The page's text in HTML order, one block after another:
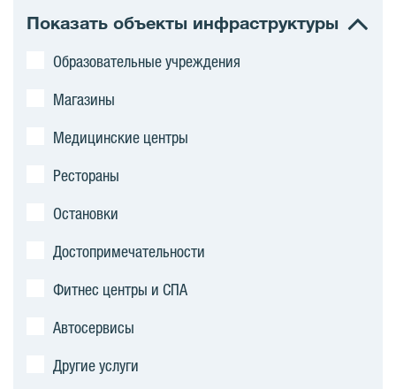
мПоказать объекты инфраструктуры
Образовательные учреждения
Магазины
Медицинские центры
Рестораны
Остановки
Достопримечательности
Фитнес центры и СПА
Автосервисы
Другие услуги